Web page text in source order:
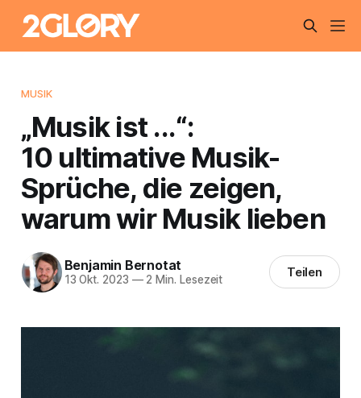
MUSIK
„Musik ist ...“:
10 ultimative Musik-
Sprüche, die zeigen,
warum wir Musik lieben
Benjamin Bernotat
13 Okt. 2023 —2 Min. Lesezeit Teilen